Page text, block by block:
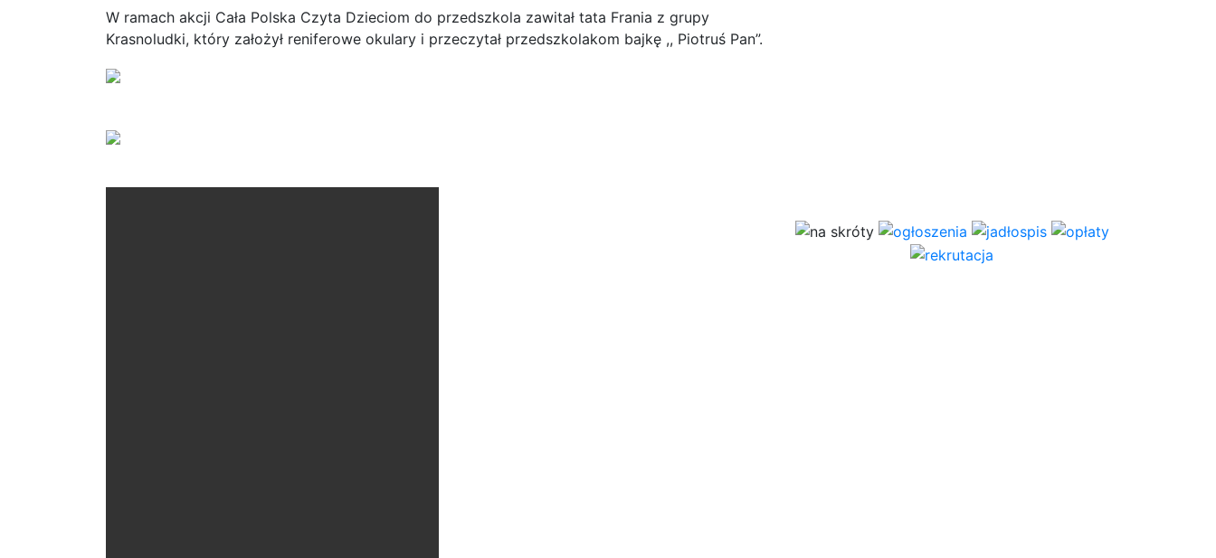
W ramach akcji Cała Polska Czyta Dzieciom do przedszkola zawitał tata Frania z grupy
Krasnoludki, który założył reniferowe okulary i przeczytał przedszkolakom bajkę ,, Piotruś Pan”.